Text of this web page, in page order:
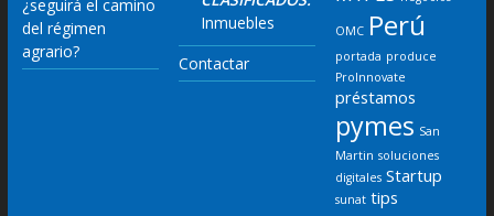
¿seguirá el camino
del régimen
agrario?
Inmuebles
Contactar
OMC Perú
portada produce
ProInnovate
préstamos
pymes San
Martin soluciones
digitales Startup
sunat tips